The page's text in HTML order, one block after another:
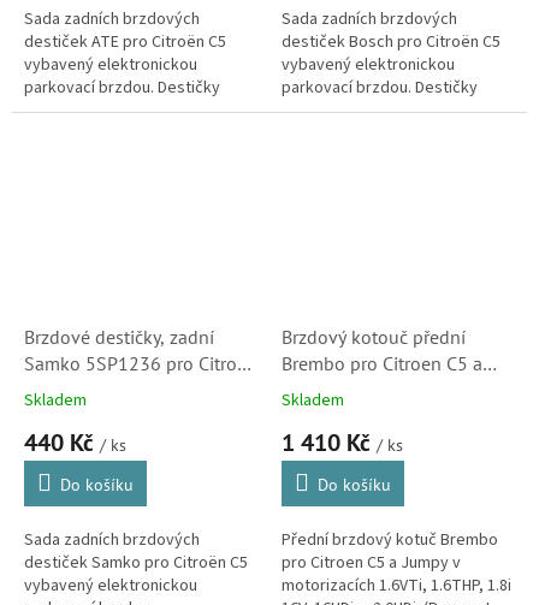
Sada zadních brzdových
destiček ATE pro Citroën C5
vybavený elektronickou
parkovací brzdou. Destičky
ATE kvalitou i vlastnostmi
Sada zadních brzdových
destiček Bosch pro Citroën C5
vybavený elektronickou
parkovací brzdou. Destičky
kvalitou i vlastnostmi
Brzdové destičky, zadní
Samko 5SP1236 pro Citroen
C5 (425405)
Skladem
440 Kč / ks
Do košíku
Sada zadních brzdových
destiček Samko pro Citroën C5
vybavený elektronickou
Brzdový kotouč přední
Brembo pro Citroen C5 a
Jumpy (4249K0, 424992,
Skladem
1 410 Kč / ks
Do košíku
Přední brzdový kotuč Brembo
pro Citroen C5 a Jumpy v
motorizacích 1.6VTi, 1.6THP, 1.8i